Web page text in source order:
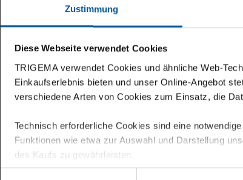
Zustimmung
Diese Webseite verwendet Cookies
TRIGEMA verwendet Cookies und ähnliche Web-
Einkaufserlebnis bieten und unser Online-Angebot
verschiedene Arten von Cookies zum Einsatz, die
Technisch erforderliche Cookies sind eine
Funktionen wie etwa zur Auswahl und Darstellung
des Kaufs zu gewährleisten.